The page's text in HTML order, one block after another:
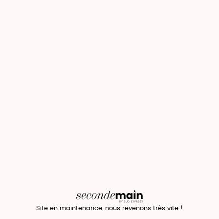
Site en maintenance, nous revenons très vite !